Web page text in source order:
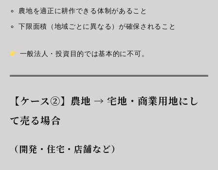
農地を適正に耕作できる体制があること
下限面積（地域ごとに異なる）が確保されること
一般法人・投資目的では基本的に不可。
【ケース②】農地 → 宅地・商業用地にし
て売る場合
（開発・住宅・店舗など）